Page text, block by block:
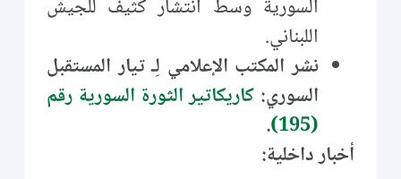
السورية وسط انتشار كثيف للجيش
اللبناني.
نشر المكتب الإعلامي لِـ تيار المستقبل
السوري: كاريكاتير الثورة السورية رقم
(195)
.
أخبار داخلية: